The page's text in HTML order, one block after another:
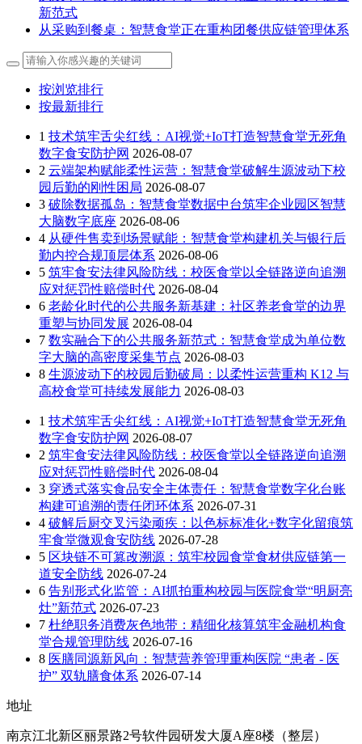
新范式
从采购到餐桌：智慧食堂正在重构团餐供应链管理体系
按浏览排行
按最新排行
1 技术筑牢舌尖红线：AI视觉+IoT打造智慧食堂无死角
数字食安防护网 2026-08-07
2 云端架构赋能柔性运营：智慧食堂破解生源波动下校
园后勤的刚性困局 2026-08-07
3 破除数据孤岛：智慧食堂数据中台筑牢企业园区智慧
大脑数字底座 2026-08-06
4 从硬件售卖到场景赋能：智慧食堂构建机关与银行后
勤内控合规顶层体系 2026-08-06
5 筑牢食安法律风险防线：校医食堂以全链路逆向追溯
应对惩罚性赔偿时代 2026-08-04
6 老龄化时代的公共服务新基建：社区养老食堂的边界
重塑与协同发展 2026-08-04
7 数实融合下的公共服务新范式：智慧食堂成为单位数
字大脑的高密度采集节点 2026-08-03
8 生源波动下的校园后勤破局：以柔性运营重构 K12 与
高校食堂可持续发展能力 2026-08-03
1 技术筑牢舌尖红线：AI视觉+IoT打造智慧食堂无死角
数字食安防护网 2026-08-07
2 筑牢食安法律风险防线：校医食堂以全链路逆向追溯
应对惩罚性赔偿时代 2026-08-04
3 穿透式落实食品安全主体责任：智慧食堂数字化台账
构建可追溯的责任闭环体系 2026-07-31
4 破解后厨交叉污染顽疾：以色标标准化+数字化留痕筑
牢食堂微观食安防线 2026-07-28
5 区块链不可篡改溯源：筑牢校园食堂食材供应链第一
道安全防线 2026-07-24
6 告别形式化监管：AI抓拍重构校园与医院食堂“明厨亮
灶”新范式 2026-07-23
7 杜绝职务消费灰色地带：精细化核算筑牢金融机构食
堂合规管理防线 2026-07-16
8 医膳同源新风向：智慧营养管理重构医院 “患者 - 医
护” 双轨膳食体系 2026-07-14
地址
南京江北新区丽景路2号软件园研发大厦A座8楼（整层）